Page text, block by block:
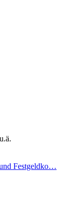
Festgeldko…